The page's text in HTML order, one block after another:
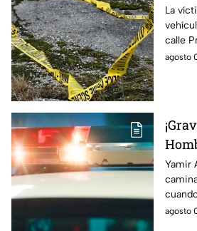
una
en
La
calle
agosto
Yamir
agosto